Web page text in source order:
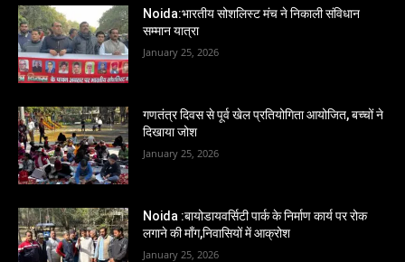
Noida:भारतीय सोशलिस्ट मंच ने निकाली संविधान
सम्मान यात्रा
January 25, 2026
गणतंत्र दिवस से पूर्व खेल प्रतियोगिता आयोजित, बच्चों ने
दिखाया जोश
January 25, 2026
Noida :बायोडायवर्सिटी पार्क के निर्माण कार्य पर रोक
लगाने की माँग,निवासियों में आक्रोश
January 25, 2026